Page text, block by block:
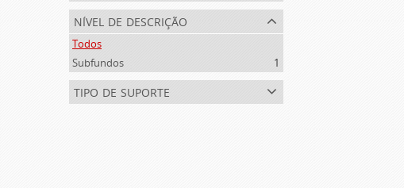
nível de descrição
Todos
Subfundos
1
tipo de suporte